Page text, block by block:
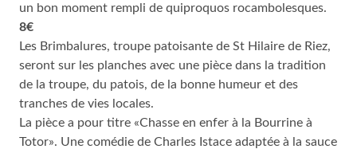
un bon moment rempli de quiproquos rocambolesques.
8€
Les Brimbalures, troupe patoisante de St Hilaire de Riez,
seront sur les planches avec une pièce dans la tradition
de la troupe, du patois, de la bonne humeur et des
tranches de vies locales.
La pièce a pour titre «Chasse en enfer à la Bourrine à
Totor». Une comédie de Charles Istace adaptée à la sauce